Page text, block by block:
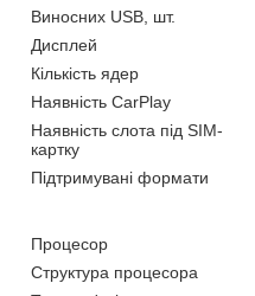
Виносних USB, шт.
Дисплей
Кількість ядер
Наявність CarPlay
Наявність слота під SIM-
картку
Підтримувані формати
Процесор
Структура процесора